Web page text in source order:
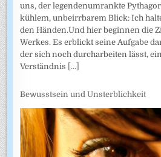
uns, der legendenumrankte
kühlem, unbeirrbarem Blick: Ich
den Händen.Und hier beginnen die
Werkes. Es erblickt seine Aufgabe
der sich noch durcharbeiten lässt,
Verständnis [...]
Bewusstsein und Unsterblichkeit